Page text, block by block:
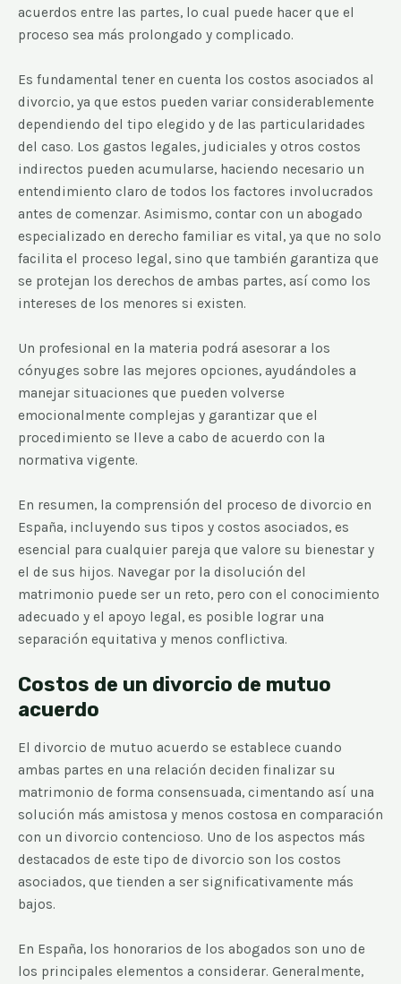
acuerdos entre las partes, lo cual puede hacer que el
proceso sea más prolongado y complicado.
Es fundamental tener en cuenta los costos asociados al
divorcio, ya que estos pueden variar considerablemente
dependiendo del tipo elegido y de las particularidades
del caso. Los gastos legales, judiciales y otros costos
indirectos pueden acumularse, haciendo necesario un
entendimiento claro de todos los factores involucrados
antes de comenzar. Asimismo, contar con un abogado
especializado en derecho familiar es vital, ya que no solo
facilita el proceso legal, sino que también garantiza que
se protejan los derechos de ambas partes, así como los
intereses de los menores si existen.
Un profesional en la materia podrá asesorar a los
cónyuges sobre las mejores opciones, ayudándoles a
manejar situaciones que pueden volverse
emocionalmente complejas y garantizar que el
procedimiento se lleve a cabo de acuerdo con la
normativa vigente.
En resumen, la comprensión del proceso de divorcio en
España, incluyendo sus tipos y costos asociados, es
esencial para cualquier pareja que valore su bienestar y
el de sus hijos. Navegar por la disolución del
matrimonio puede ser un reto, pero con el conocimiento
adecuado y el apoyo legal, es posible lograr una
separación equitativa y menos conflictiva.
Costos de un divorcio de mutuo
acuerdo
El divorcio de mutuo acuerdo se establece cuando
ambas partes en una relación deciden finalizar su
matrimonio de forma consensuada, cimentando así una
solución más amistosa y menos costosa en comparación
con un divorcio contencioso. Uno de los aspectos más
destacados de este tipo de divorcio son los costos
asociados, que tienden a ser significativamente más
bajos.
En España, los honorarios de los abogados son uno de
los principales elementos a considerar. Generalmente,